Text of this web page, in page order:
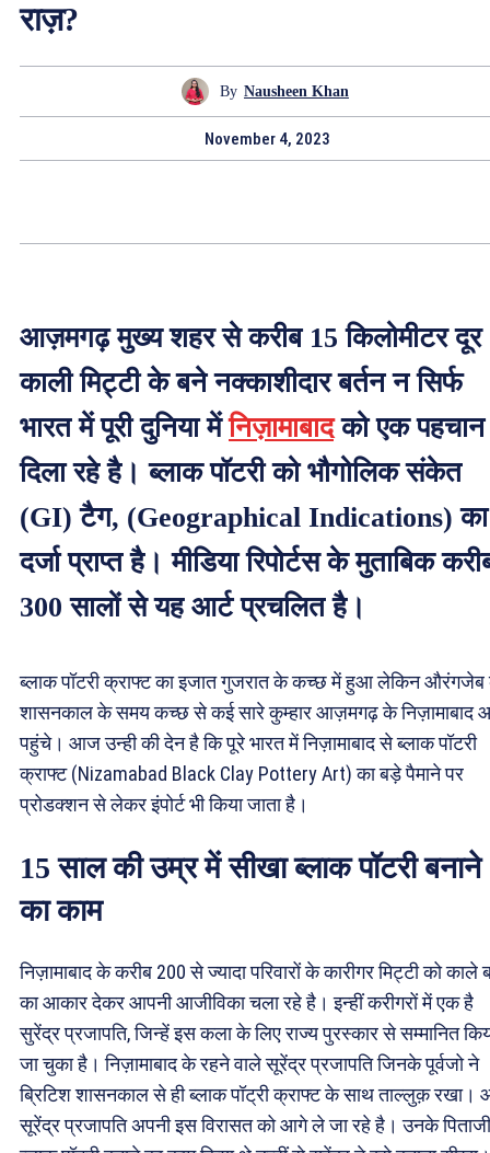
राज़?
By Nausheen Khan
November 4, 2023
आज़मगढ़ मुख्य शहर से करीब 15 किलोमीटर दूर
काली मिट्टी के बने नक्काशीदार बर्तन न सिर्फ
भारत में पूरी दुनिया मेंनिज़ामाबादको एक पहचान
दिला रहे है। ब्लाक पॉटरी को भौगोलिक संकेत
(GI) टैग, (Geographical Indications) का
दर्जा प्राप्त है। मीडिया रिपोर्टस के मुताबिक
300 सालों से यह आर्ट प्रचलित है।
ब्लाक पॉटरी क्राफ्ट का इजात गुजरात के कच्छ में हुआ लेकिन
शासनकाल के समय कच्छ से कई सारे कुम्हार आज़मगढ़ के निज़ामाबाद
पहुंचे। आज उन्ही की देन है कि पूरे भारत में निज़ामाबाद से ब्लाक पॉटरी
क्राफ्ट (Nizamabad Black Clay Pottery Art) का बड़े पैमाने पर
प्रोडक्शन से लेकर इंपोर्ट भी किया जाता है।
15 साल की उम्र में सीखा ब्लाक पॉटरी बनाने
का काम
निज़ामाबाद के करीब 200 से ज्यादा परिवारों के कारीगर मिट्टी को काले
का आकार देकर आपनी आजीविका चला रहे है। इन्हीं करीगरों में एक है
सुरेंद्र प्रजापति, जिन्हें इस कला के लिए राज्य पुरस्कार से सम्मानित
जा चुका है। निज़ामाबाद के रहने वाले सूरेंद्र प्रजापति जिनके पूर्वजो ने
ब्रिटिश शासनकाल से ही ब्लाक पॉट्री क्राफ्ट के साथ ताल्लुक़
सूरेंद्र प्रजापति अपनी इस विरासत को आगे ले जा रहे है। उनके पिताजी